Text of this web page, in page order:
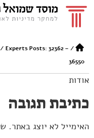
/
/ Experts Posts: 32362 –
36550
אודות
כתיבת תגובה
האימייל לא יוצג באתר.